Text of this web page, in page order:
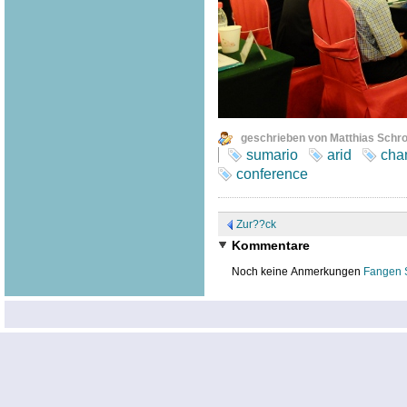
geschrieben von Matthias
sumario arid
conference
Zur??ck
Kommentare
Noch keine Anmerkungen Fangen